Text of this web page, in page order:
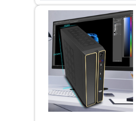
5600 MHz kênh đôi (tối đa 96 GB)
Ổ cứng: 1 x Khe cắm M.2 2280 |
1x Khe M.2 2242 | 1x 2.5" SATA
Kết nối không dây: Intel Wi-Fi 6E
AX211 hỗ trợ 802.11ax và
Bluetooth ® 5.3 OS hỗ trợ:
Windows 10 | 11 TÌNH TRẠNG
NEW SEAL / CHECK BH 2027